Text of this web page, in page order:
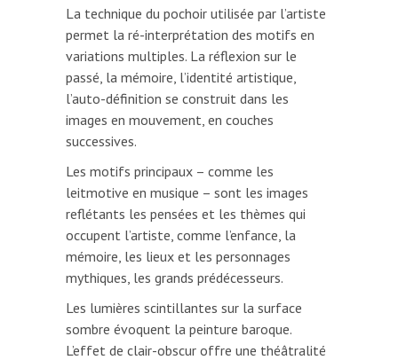
La technique du pochoir utilisée par l’artiste
permet la ré-interprétation des motifs en
variations multiples. La réflexion sur le
passé, la mémoire, l’identité artistique,
l’auto-définition se construit dans les
images en mouvement, en couches
successives.
Les motifs principaux – comme les
leitmotive en musique – sont les images
reflétants les pensées et les thèmes qui
occupent l’artiste, comme l’enfance, la
mémoire, les lieux et les personnages
mythiques, les grands prédécesseurs.
Les lumières scintillantes sur la surface
sombre évoquent la peinture baroque.
L’effet de clair-obscur offre une théâtralité